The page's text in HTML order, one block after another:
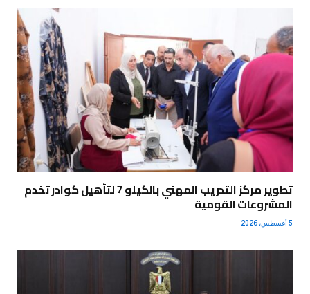
تطوير مركز التدريب المهني بالكيلو 7 لتأهيل كوادر تخدم
المشروعات القومية
5 أغسطس، 2026